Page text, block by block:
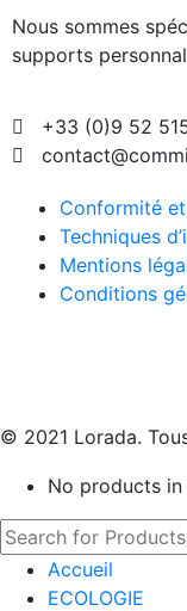
Nous sommes
supports
+33 (0)9 52
Conformité
Techniques
Mentions
Conditions
© 2021 Lorada.
No products
Accueil
ECOLOGIE